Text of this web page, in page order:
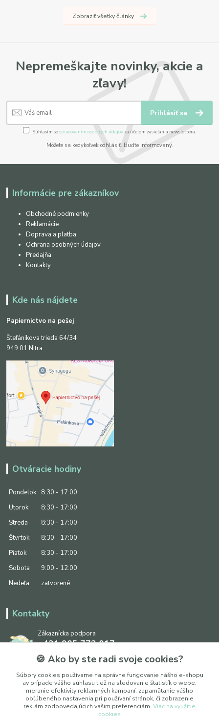
Zobraziť všetky články
Nepremeškajte novinky, akcie a
zľavy!
Prihlásiť sa
Súhlasím sospracovaním osobných údajov za účelom zasielania newslettera.
Môžete sa kedykoľvek odhlásiť. Buďte informovaný.
Informácie pre zákazníkov
Obchodné podmienky
Reklamácie
Doprava a platba
Ochrana osobných údajov
Predajňa
Kontakty
Kde nás nájdete
Papiernictvo na pešej
Štefánikova trieda 64/34
949 01 Nitra
Otváracie hodiny
Pondelok
8:30 - 17:00
Utorok
8:30 - 17:00
Streda
8:30 - 17:00
Štvrtok
8:30 - 17:00
Piatok
8:30 - 17:00
Sobota
9:00 - 12:00
Nedeľa
zatvorené
Kontakty
Zákaznícka podpora
+421 905 773 017
(Po-Pia, 8:30 - 17:00, So: 9:00 - 12:00)
info@ipapier.sk
🍪 Ako by ste radi svoje cookies?
Súbory cookies používame na správne fungovanie nášho e-shopu
av prípade vášho súhlasu tiež na sledovanie štatistík o webe,
meranie efektivity reklamných kampaní, zapamätanie vášho
obľúbeného nastavenia pri používaní stránok, či zobrazenie
reklám zodpovedajúcich vašim preferenciám. Viac na využitie
cookies